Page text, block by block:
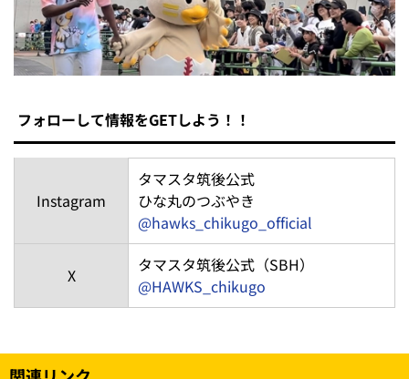
フォローして情報をGETしよう！！
Instagram
タマスタ筑後公式
ひな丸のつぶやき
@hawks_chikugo_official
X
タマスタ筑後公式（SBH）
@HAWKS_chikugo